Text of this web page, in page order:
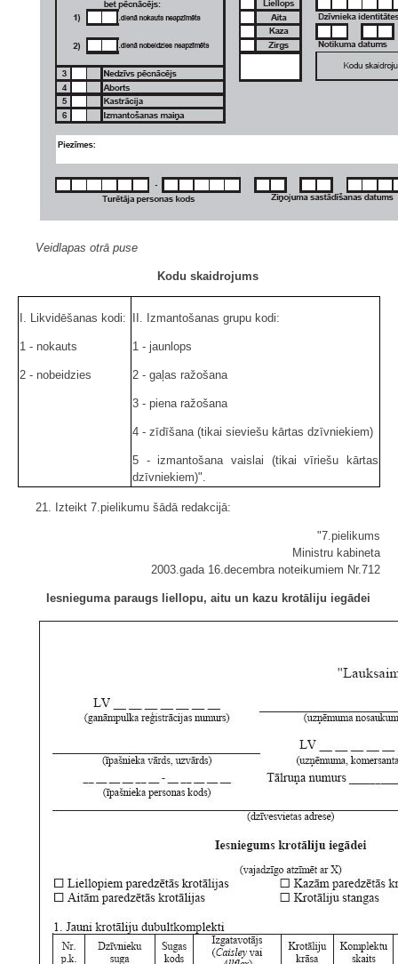
Veidlapas otrā puse
Kodu skaidrojums
I. Likvidēšanas kodi:
1 - nokauts
2 - nobeidzies
II. Izmantošanas grupu kodi:
1 - jaunlops
2 - gaļas ražošana
3 - piena ražošana
4 - zīdīšana (tikai sieviešu kārtas dzīvniekiem)
5 - izmantošana vaislai (tikai vīriešu kārtas
dzīvniekiem)".
21. Izteikt 7.pielikumu šādā redakcijā:
"7.pielikums
Ministru kabineta
2003.gada 16.decembra noteikumiem Nr.712
Iesnieguma paraugs liellopu, aitu un kazu krotāliju iegādei